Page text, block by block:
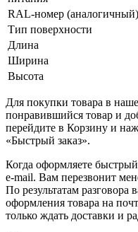
RAL-номер (аналогичный)
Тип поверхности
Длина
Ширина
Высота
Для покупки товара в
понравившийся товар и
перейдите в Корзину и
«Быстрый заказ».
Когда оформляете
e-mail. Вам перезвонит
По результатам разговора
оформления товара на
только ждать доставки и